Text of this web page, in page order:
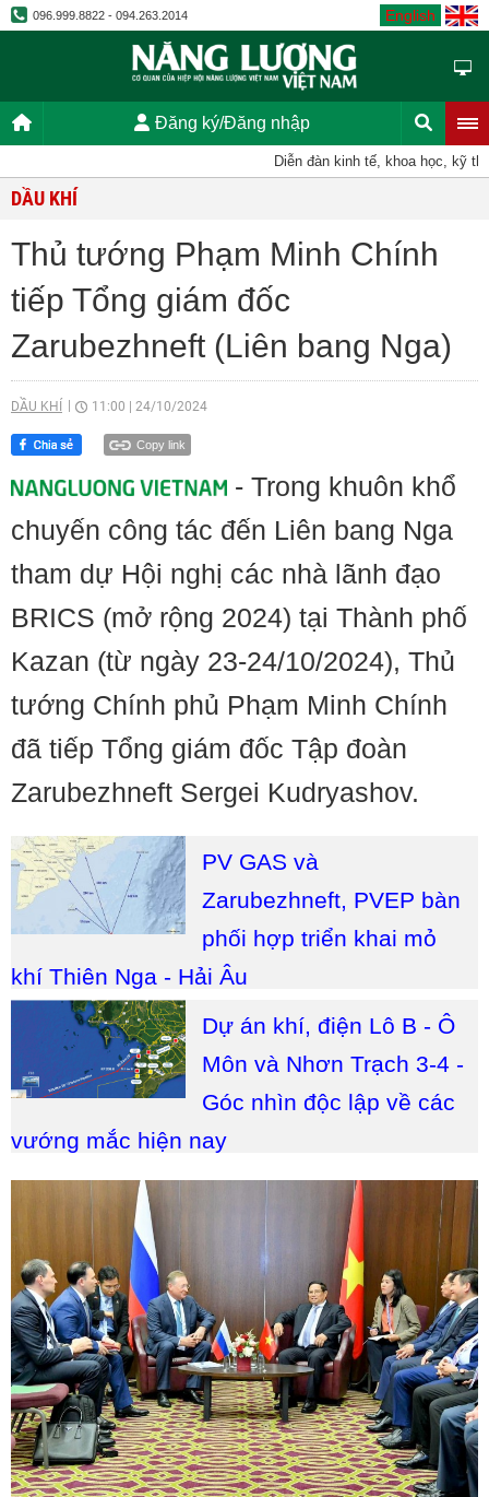
096.999.8822 - 094.263.2014 English
Đăng ký/Đăng nhập
Diễn đàn kinh tế, khoa học, kỹ
DẦU KHÍ
Thủ tướng Phạm Minh Chính
tiếp Tổng giám đốc
Zarubezhneft (Liên bang Nga)
DẦU KHÍ 11:00 24/10/2024
Copy link
- Trong khuôn khổ
chuyến công tác đến Liên bang Nga
tham dự Hội nghị các nhà lãnh đạo
BRICS (mở rộng 2024) tại Thành phố
Kazan (từ ngày 23-24/10/2024), Thủ
tướng Chính phủ Phạm Minh Chính
đã tiếp Tổng giám đốc Tập đoàn
Zarubezhneft Sergei Kudryashov.
PV GAS và
Zarubezhneft, PVEP bàn
phối hợp triển khai mỏ
khí Thiên Nga - Hải Âu
Dự án khí, điện Lô B - Ô
Môn và Nhơn Trạch 3-4 -
Góc nhìn độc lập về các
vướng mắc hiện nay